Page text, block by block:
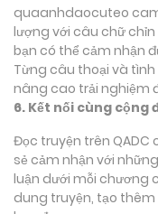
quaanhdaocuteo
lượng với câu chữ
bạn có thể cảm nhận
Từng câu thoại và
nâng cao trải nghiệm
6. Kết nối cùng cộng
Đọc truyện trên QADC
sẻ cảm nhận với
luận dưới mỗi chương
dung truyện, tạo